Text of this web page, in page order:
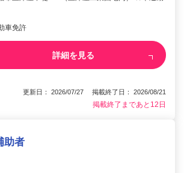
車免許
詳細を見る
更新日： 2026/07/27 掲載終了日： 2026/08/21
掲載終了まであと12日
助者